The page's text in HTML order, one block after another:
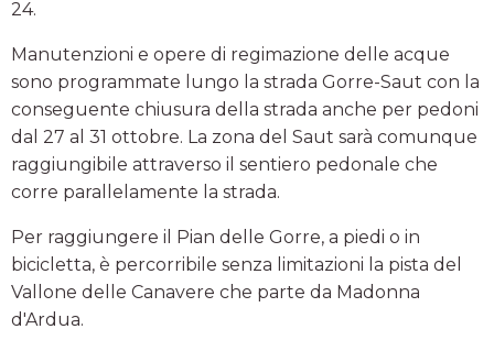
24.
Manutenzioni e opere di regimazione delle acque
sono programmate lungo la strada Gorre-Saut con la
conseguente chiusura della strada anche per pedoni
dal 27 al 31 ottobre. La zona del Saut sarà comunque
raggiungibile attraverso il sentiero pedonale che
corre parallelamente la strada.
Per raggiungere il Pian delle Gorre, a piedi o in
bicicletta, è percorribile senza limitazioni la pista del
Vallone delle Canavere che parte da Madonna
d'Ardua.